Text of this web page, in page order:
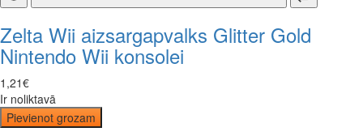
Zelta Wii aizsargapvalks Glitter Gold
Nintendo Wii konsolei
1 ,21€
Ir noliktavā
Pievienot grozam